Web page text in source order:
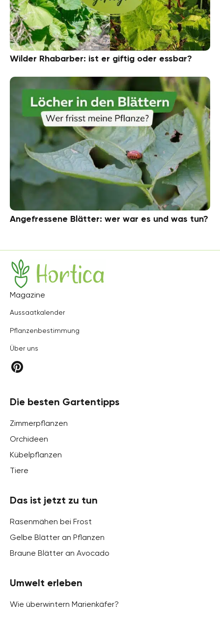
Wilder Rhabarber: ist er giftig oder essbar?
Angefressene Blätter: wer war es und was tun?
Hortica
Magazine
Aussaatkalender
Pflanzenbestimmung
Über uns
Die besten Gartentipps
Zimmerpflanzen
Orchideen
Kübelpflanzen
Tiere
Das ist jetzt zu tun
Rasenmähen bei Frost
Gelbe Blätter an Pflanzen
Braune Blätter an Avocado
Umwelt erleben
Wie überwintern Marienkäfer?